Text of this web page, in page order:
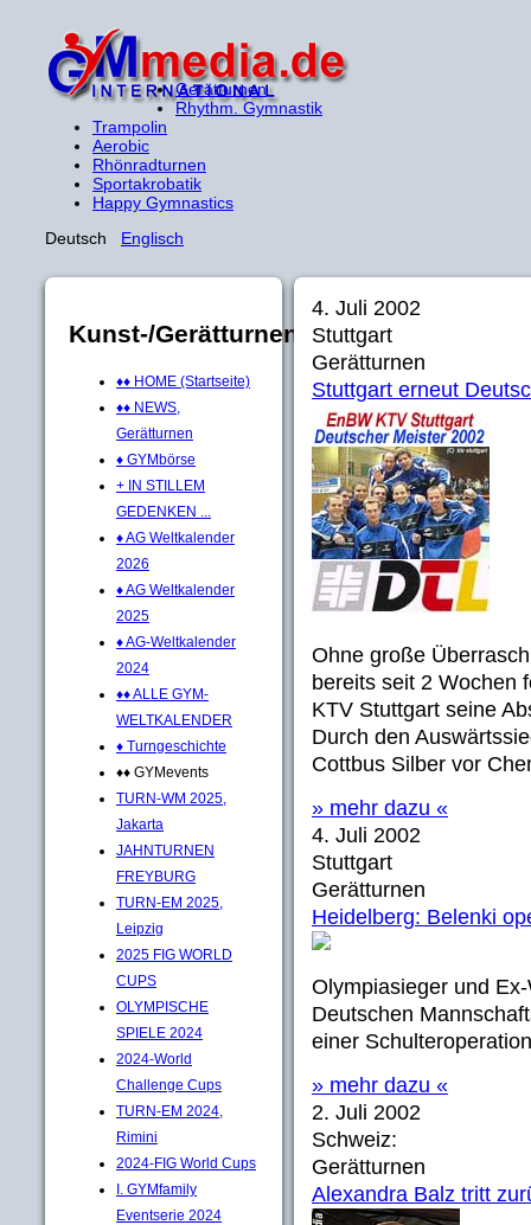
Gerätturnen
Rhythm. Gymnastik
Trampolin
Aerobic
Rhönradturnen
Sportakrobatik
Happy Gymnastics
Deutsch Englisch
Kunst-/Gerätturnen
♦♦ HOME (Startseite)
♦♦ NEWS,
Gerätturnen
♦ GYMbörse
+ IN STILLEM
GEDENKEN ...
♦ AG Weltkalender
2026
♦ AG Weltkalender
2025
♦ AG-Weltkalender
2024
♦♦ ALLE GYM-
WELTKALENDER
♦ Turngeschichte
♦♦ GYMevents
TURN-WM 2025,
Jakarta
JAHNTURNEN
FREYBURG
TURN-EM 2025,
Leipzig
2025 FIG WORLD
CUPS
OLYMPISCHE
SPIELE 2024
2024-World
Challenge Cups
TURN-EM 2024,
Rimini
2024-FIG World Cups
I. GYMfamily
Eventserie 2024
4. Juli 2002
Stuttgart
Gerätturnen
Stuttgart erneut
Ohne große
bereits seit 2 Wochen
KTV Stuttgart seine
Durch den
Cottbus Silber vor
» mehr dazu «
4. Juli 2002
Stuttgart
Gerätturnen
Heidelberg: Belenki
Olympiasieger und
Deutschen
einer
» mehr dazu «
2. Juli 2002
Schweiz:
Gerätturnen
Alexandra Balz tritt